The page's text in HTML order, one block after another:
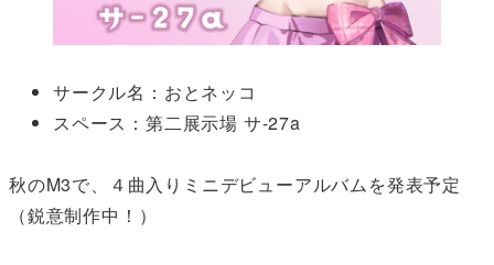
サークル名：おとネッコ
スペース：第二展示場 サ-27a
秋のM3で、４曲入りミニデビューアルバムを発表予定
（鋭意制作中！）